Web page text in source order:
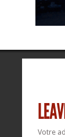
Votre